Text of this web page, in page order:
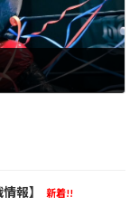
報】
新着!!